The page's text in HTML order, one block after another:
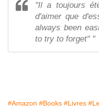
"Il a toujours
d'aimer que
always been
to try to forget" "
#Amazon #Books #Livres